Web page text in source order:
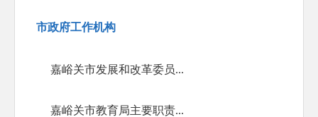
市政府工作机构
嘉峪关市发展和改革委员...
嘉峪关市教育局主要职责...